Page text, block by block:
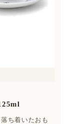
ち着いたおも